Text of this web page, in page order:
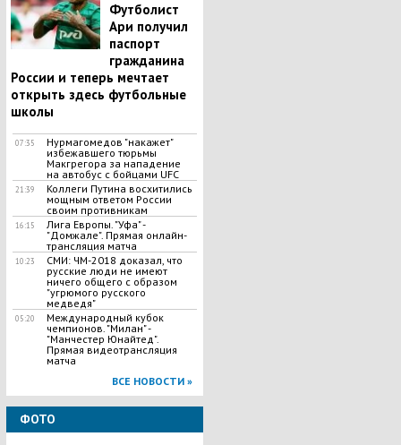
​Футболист
Ари получил
паспорт
гражданина
России и теперь мечтает
открыть здесь футбольные
школы
07:35
Нурмагомедов "накажет"
избежавшего тюрьмы
Макгрегора за нападение
на автобус с бойцами UFC
21:39
Коллеги Путина восхитились
мощным ответом России
своим противникам
16:15
Лига Европы. "Уфа" -
"Домжале". Прямая онлайн-
трансляция матча
10:23
СМИ: ЧМ-2018 доказал, что
русские люди не имеют
ничего общего с образом
"угрюмого русского
медведя"
05:20
Международный кубок
чемпионов. "Милан" -
"Манчестер Юнайтед".
Прямая видеотрансляция
матча
ВСЕ НОВОСТИ »
ФОТО